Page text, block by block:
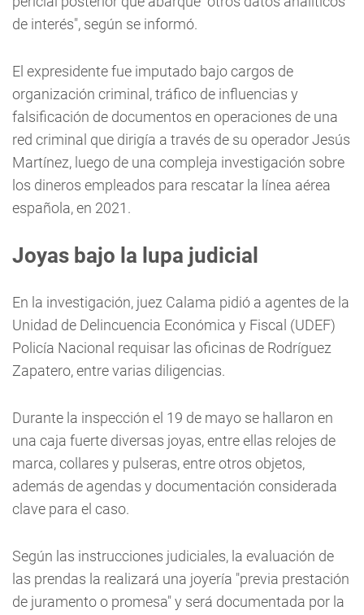
de interés", según se informó.
El expresidente fue imputado bajo cargos de
organización criminal, tráfico de influencias y
falsificación de documentos en operaciones de una
red criminal que dirigía a través de su operador Jesús
Martínez, luego de una compleja investigación sobre
los dineros empleados para rescatar la línea aérea
española, en 2021.
Joyas bajo la lupa judicial
En la investigación, juez Calama pidió a agentes de la
Unidad de Delincuencia Económica y Fiscal (UDEF)
Policía Nacional requisar las oficinas de Rodríguez
Zapatero, entre varias diligencias.
Durante la inspección el 19 de mayo se hallaron en
una caja fuerte diversas joyas, entre ellas relojes de
marca, collares y pulseras, entre otros objetos,
además de agendas y documentación considerada
clave para el caso.
Según las instrucciones judiciales, la evaluación de
las prendas la realizará una joyería "previa prestación
de juramento o promesa" y será documentada por la